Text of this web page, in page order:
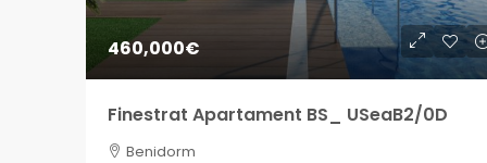
460,000€
Finestrat Apartament BS_ USeaB2/0D
Benidorm